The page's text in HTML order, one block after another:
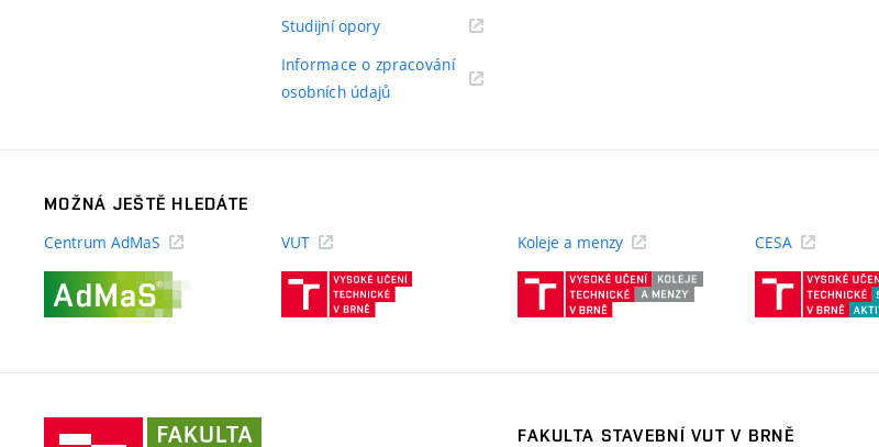
Studijní opory(externí
Informace o zpracování
osobních údajů(externí
MOŽNÁ JEŠTĚ HLEDÁTE
Centrum AdMaS
VUT
(externí
Koleje a menzy
(externí
CESA
FAKULTA STAVEBNÍ VUT V BRNĚ